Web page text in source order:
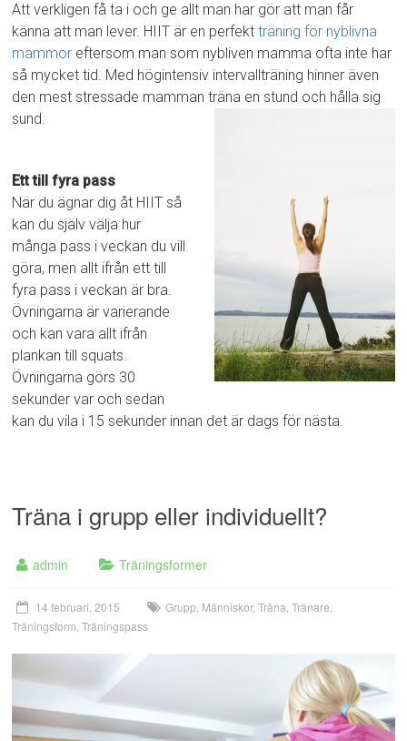
Att verkligen få ta i och ge allt man har gör att man får
känna att man lever. HIIT är en perfektträning för nyblivna
mammor eftersom man som nybliven mamma ofta inte har
så mycket tid. Med högintensiv intervallträning hinner även
den mest stressade mamman träna en stund och hålla sig
sund.
Ett till fyra pass
När du ägnar dig åt HIIT så
kan du själv välja hur
många pass i veckan du vill
göra, men allt ifrån ett till
fyra pass i veckan är bra.
Övningarna är varierande
och kan vara allt ifrån
plankan till squats.
Övningarna görs 30
sekunder var och sedan
kan du vila i 15 sekunder innan det är dags för nästa.
Träna i grupp eller individuellt?
admin Träningsformer
14 februari, 2015 Grupp, Människor,Träna,Tränare,
Träningsform,Träningspass